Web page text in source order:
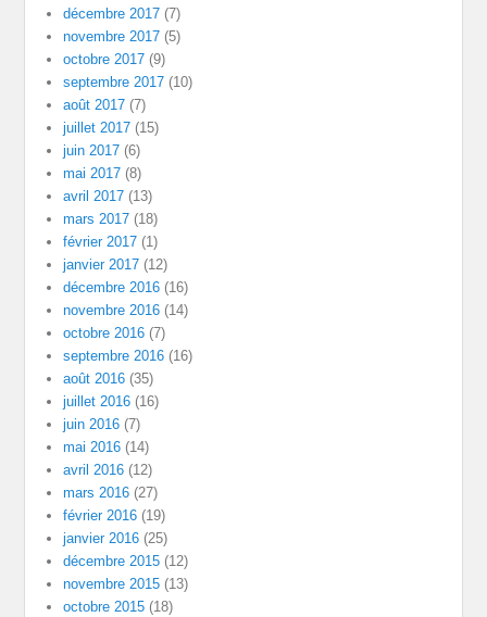
décembre 2017 (7)
novembre 2017 (5)
octobre 2017 (9)
septembre 2017 (10)
août 2017 (7)
juillet 2017 (15)
juin 2017 (6)
mai 2017 (8)
avril 2017 (13)
mars 2017 (18)
février 2017 (1)
janvier 2017 (12)
décembre 2016 (16)
novembre 2016 (14)
octobre 2016 (7)
septembre 2016 (16)
août 2016 (35)
juillet 2016 (16)
juin 2016 (7)
mai 2016 (14)
avril 2016 (12)
mars 2016 (27)
février 2016 (19)
janvier 2016 (25)
décembre 2015 (12)
novembre 2015 (13)
octobre 2015 (18)